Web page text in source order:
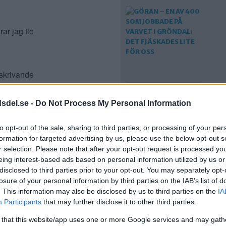
- Do Not Process My Personal Information
opt-out of the sale, sharing to third parties, or processing of your
for targeted advertising by us, please use the below opt-out
selection. Please note that after your opt-out request is processed
interest-based ads based on personal information utilized by us
to third parties prior to your opt-out. You may separately
of your personal information by third parties on the IAB’s list of
This information may also be disclosed by us to third parties on the
Participants that may further disclose it to other third parties.
that this website/app uses one or more Google services and may
jag tio
Någon
den
Bättre
SOM JOBBADE PÅ
DET FJÄSKADES LITE
FÖR OSS